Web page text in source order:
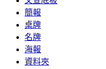
簡報
桌牌
名牌
海報
資料夾